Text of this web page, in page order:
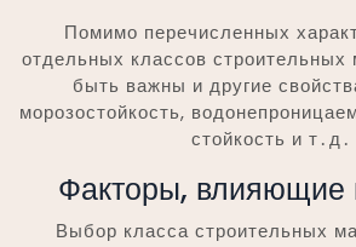
Помимо перечисленных
отдельных классов строительных
быть важны и другие
морозостойкость,
стойкость и т․д․
Факторы, влияющие
Выбор класса строительных